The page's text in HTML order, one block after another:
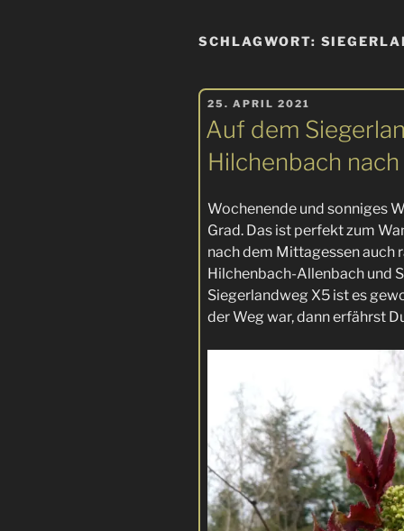
SCHLAGWORT:
VERÖFFENTLICHT
AM
25. APRIL 2021
Auf dem
Hilchenbach nach
Wochenende und sonniges
Grad. Das ist perfekt zum
nach dem Mittagessen auch
Hilchenbach-Allenbach und
Siegerlandweg X5 ist es
der Weg war, dann erfährst